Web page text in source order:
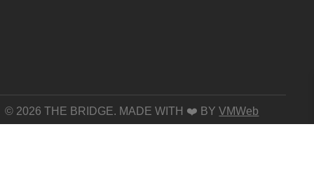
© 2026 THE BRIDGE. MADE WITH ❤️ BYVMWeb